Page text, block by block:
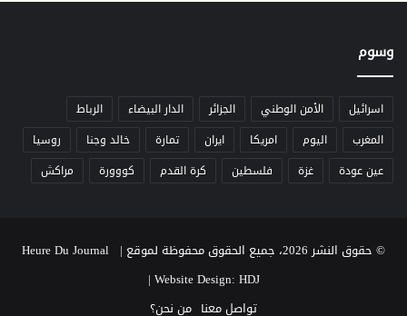
ه
د
وسوم
اسرائيل الأمن الوطني الجزائر الدار البيضاء
الرباط
المغرب
اليوم امريكا ايران تمارة خالد وجنا
روسيا
عين عودة
غزة فلسطين كرة القدم كووورة مراكش
© حقوق النشر 2026، جميع الحقوق محفوظة لموقع Heure Du Journal |
Website Design: HDJ
|
تواصل معنا من نحن؟